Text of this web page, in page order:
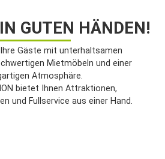
ERLEBEN
WACHSEN
GUTEN HÄNDEN!
Ihre Gäste mit unterhaltsamen
Mietmöbeln und einer
Atmosphäre.
bietet Ihnen Attraktionen,
und Fullservice aus einer Hand.